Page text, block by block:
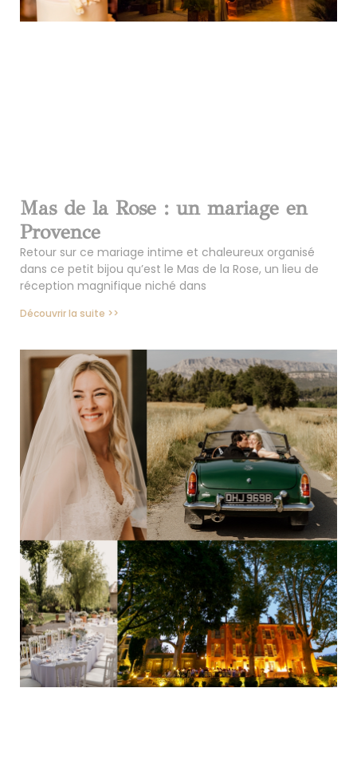
Mas de la Rose : un mariage en
Provence
Retour sur ce mariage intime et chaleureux organisé
dans ce petit bijou qu’est le Mas de la Rose, un lieu de
réception magnifique niché dans
Découvrir la suite >>